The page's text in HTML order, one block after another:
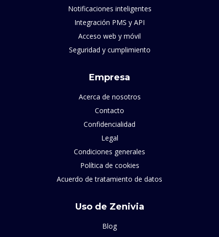
Notificaciones inteligentes
Integración PMS y API
Acceso web y móvil
Seguridad y cumplimiento
Empresa
Acerca de nosotros
Contacto
Confidencialidad
Legal
Condiciones generales
Política de cookies
Acuerdo de tratamiento de datos
Uso de Zenivia
Blog